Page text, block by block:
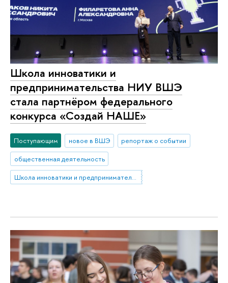
Школа инноватики и
предпринимательства НИУ ВШЭ
стала партнёром федерального
конкурса «Создай НАШЕ»
Поступающим новое в ВШЭ
репортаж о событии
общественная деятельность
Школа инноватики и предпринимательства